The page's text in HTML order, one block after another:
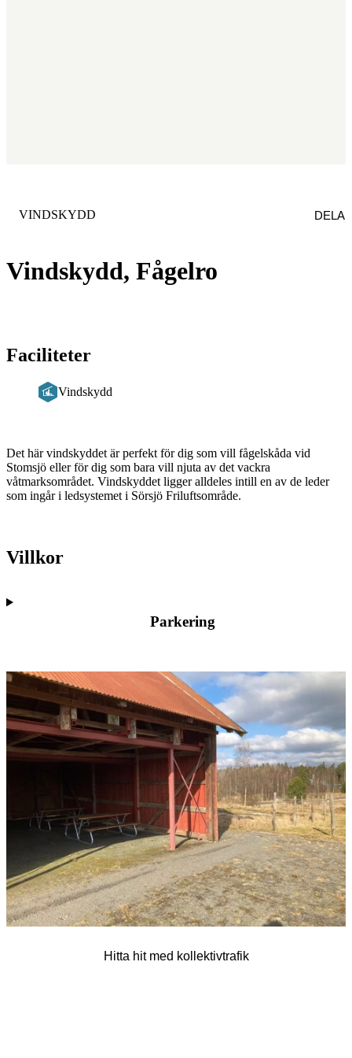
Vindskydd, Fågelro
KATEGORI:
VINDSKYDD DELA
Faciliteter
Vindskydd
Det här vindskyddet är perfekt för dig som vill fågelskåda vid
Stomsjö eller för dig som bara vill njuta av det vackra
våtmarksområdet. Vindskyddet ligger alldeles intill en av de leder
som ingår i ledsystemet i Sörsjö Friluftsområde.
Villkor
Parkering
Bildspel
med
bilder
Hitta hit med kollektivtrafik